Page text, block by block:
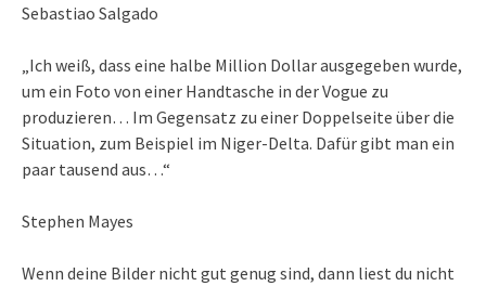
Sebastiao Salgado
„Ich weiß, dass eine halbe Million Dollar ausgegeben wurde,
um ein Foto von einer Handtasche in der Vogue zu
produzieren… Im Gegensatz zu einer Doppelseite über die
Situation, zum Beispiel im Niger-Delta. Dafür gibt man ein
paar tausend aus…“
Stephen Mayes
Wenn deine Bilder nicht gut genug sind, dann liest du nicht